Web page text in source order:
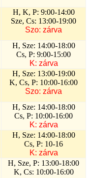
H, K, P: 9:00-14:00
Sze, Cs: 13:00-19:00
Szo: zárva
H, Sze: 14:00-18:00
Cs, P: 9:00-15:00
K: zárva
H, Sze: 13:00-19:00
K, Cs, P: 10:00-16:00
Szo: zárva
H, Sze: 14:00-18:00
Cs, P: 10:00-16:00
K: zárva
H, Sze: 14:00-18:00
Cs, P: 10-16
K: zárva
H, Sze, P: 13:00-18:00
K, Cs: 10:00-16:00